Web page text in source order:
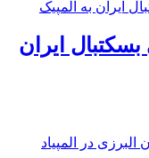
ایران